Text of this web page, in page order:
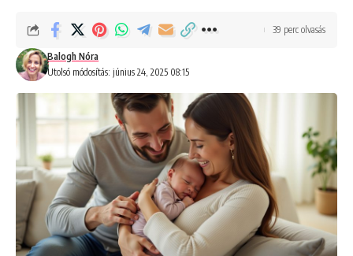
Utolsó módosítás: június 24, 2025 08:15
Balogh Nóra
39 perc olvasás